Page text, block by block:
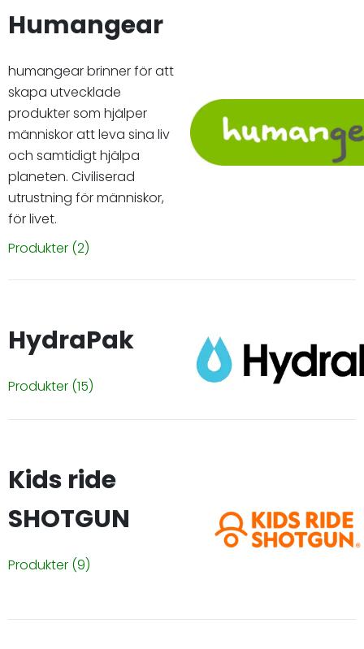
Humangear
humangear brinner för att
skapa utvecklade
produkter som hjälper
människor att leva sina liv
och samtidigt hjälpa
planeten. Civiliserad
utrustning för människor,
för livet.
Produkter (2)
HydraPak
Produkter (15)
Kids ride
SHOTGUN
Produkter (9)